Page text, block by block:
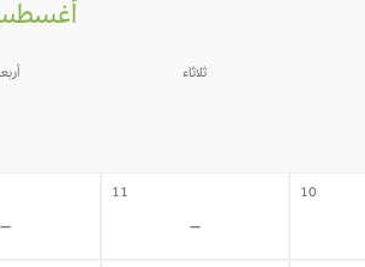
أغسطس
ثلاثاء
10
11
-
-